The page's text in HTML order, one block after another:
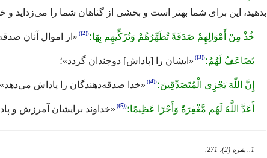
بدهید، این برای شما بهتر است و بخشی از گناهان شما را می‌زداید و
خُذْ مِنْ أَمْوَالِهِمْ صَدَقَةً تُطَهِّرُهُمْ وَتُزَكِّیهِم بِهَا؛ (2) «از اموال آنان
یُضَاعَفُ لَهُمُ؛ (3) «ایشان را [پاداش] دوچندان گردد»؛
إِنَّ اللّهَ یَجْزِی الْمُتَصَدِّقِینَ؛ (4) «خدا صدقه‌دهندگان را پاداش
أَعَدَّ اللَّهُ لَهُم مَّغْفِرَةً وَأَجْرًا عَظِیمًا؛ (5) «خداوند برایشان آمرزش و
1.. بقره (2)، 271.